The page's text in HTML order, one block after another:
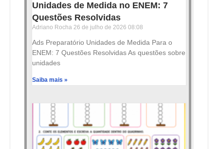
Unidades de Medida no ENEM: 7
Questões Resolvidas
Adriano Rocha 26 de julho de 2026 08:08
Ads Preparatório Unidades de Medida Para o
ENEM: 7 Questões Resolvidas As questões sobre
unidades
Saiba mais »